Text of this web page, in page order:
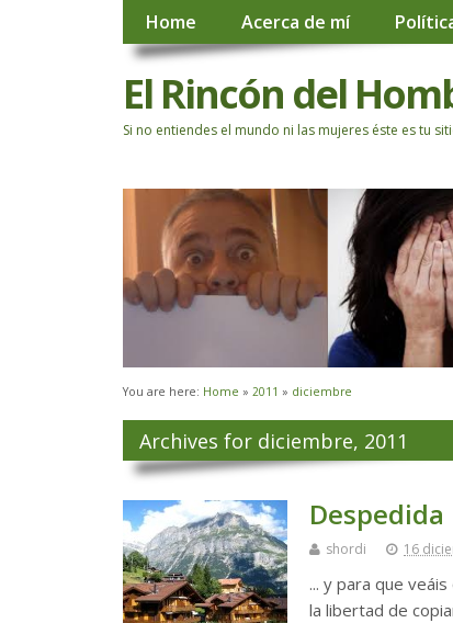
Home Acerca de mí
El Rincón del
Si no entiendes el mundo ni las mujeres éste es tu
You are here: Home » 2011 » diciembre
Archives for diciembre, 2011
Despedida
shordi 16
... y para que
la libertad de